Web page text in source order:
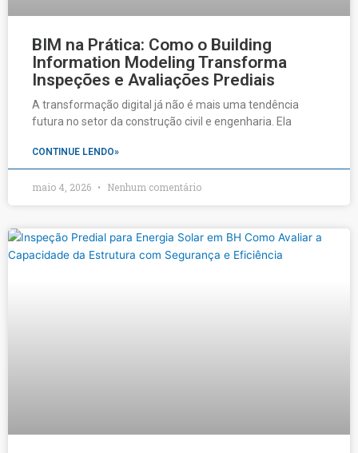
BIM na Prática: Como o Building
Information Modeling Transforma
Inspeções e Avaliações Prediais
A transformação digital já não é mais uma tendência
futura no setor da construção civil e engenharia. Ela
CONTINUE LENDO»
maio 4, 2026 Nenhum comentário